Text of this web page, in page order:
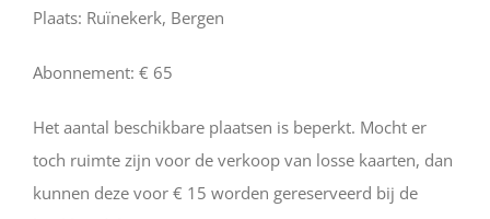
Plaats: Ruïnekerk, Bergen
Abonnement: € 65
Het aantal beschikbare plaatsen is beperkt. Mocht er
toch ruimte zijn voor de verkoop van losse kaarten, dan
kunnen deze voor € 15 worden gereserveerd bij de